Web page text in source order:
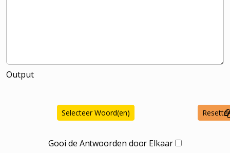
Output
Selecteer Woord(en)
Gooi de Antwoorden door Elkaar